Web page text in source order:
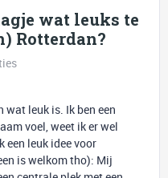
wat leuks te
Rotterdan?
wat leuk is. Ik ben een
voel, weet ik er wel
een leuk idee voor
is welkom tho): Mij